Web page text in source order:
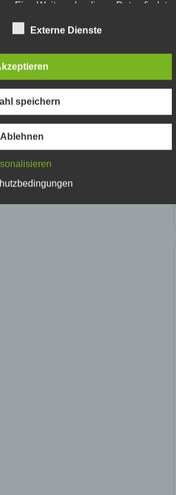
Eine Weitergabe dieser Daten findet
eingegebenen Daten erfolgt
erteilten Einwilligung ist jederzeit
eine formlose Mitteilung per E-Mail. Die
vom Widerruf unberührt.
Daten verbleiben bei uns, bis Sie
Einwilligung zur Speicherung widerrufen
mehr besteht. Zwingende
Aufbewahrungsfristen - bleiben
Videoinhalten nutzt unsere Website
USA.
Externe Dienste
speichern